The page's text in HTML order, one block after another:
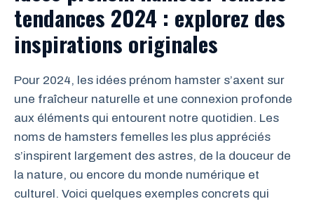
tendances 2024 : explorez des
inspirations originales
Pour 2024, les idées prénom hamster s’axent sur
une fraîcheur naturelle et une connexion profonde
aux éléments qui entourent notre quotidien. Les
noms de hamsters femelles les plus appréciés
s’inspirent largement des astres, de la douceur de
la nature, ou encore du monde numérique et
culturel. Voici quelques exemples concrets qui